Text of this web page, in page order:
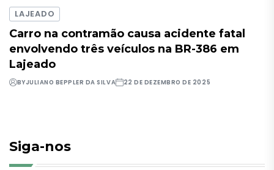
LAJEADO
Carro na contramão causa acidente fatal
envolvendo três veículos na BR-386 em
Lajeado
BYJULIANO BEPPLER DA SILVA 22 DE DEZEMBRO DE 2025
Siga-nos